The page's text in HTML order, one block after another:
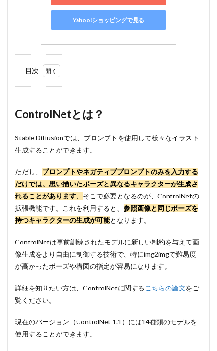
Yahoo!ショッピングで見る
目次
2
Stable
WebUIに
を導入する
2.1
① 拡
張機
能の
イン
スト
2.2
②
ControlNet
モデルの導
3
ControlNet
の使い方
3.1
① 参考
画像からポー
ControlNetとは？
Stable Diffusionでは、プロンプトを使用して様々なイラスト
生成することができます。
ただし、 プロンプトやネガティブプロンプトのみを入力する
だけでは、思い描いたポーズと異なるキャラクターが生成さ
れることがあります。 そこで必要となるのが、ControlNetの
拡張機能です。これを利用すると、 参照画像と同じポーズを
持つキャラクターの生成が可能となります。
ControlNetは事前訓練されたモデルに新しい制約を与えて画
像生成をより自由に制御する技術で、特にimg2imgで難易度
が高かったポーズや構図の指定が容易になります。
詳細を知りたい方は、ControlNetに関するこちらの論文をご
覧ください。
現在のバージョン（ControlNet 1.1）には14種類のモデルを
使用することができます。